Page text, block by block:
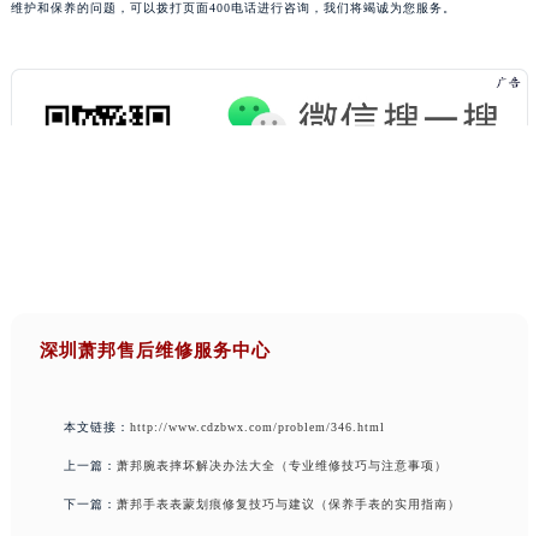
维护和保养的问题，可以拨打页面400电话进行咨询，我们将竭诚为您服务。
深圳萧邦售后维修服务中心
本文链接： http://www.cdzbwx.com/problem/346.html
上一篇： 萧邦腕表摔坏解决办法大全（专业维修技巧与注意事项）
下一篇： 萧邦手表表蒙划痕修复技巧与建议（保养手表的实用指南）